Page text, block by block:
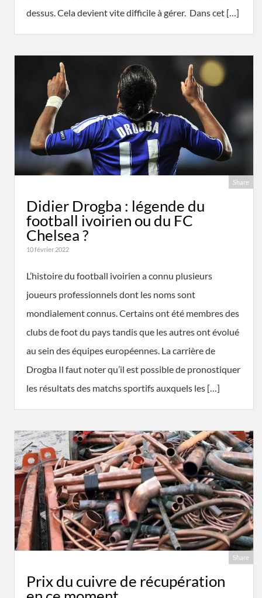
dessus. Cela devient vite difficile à gérer. Dans cet […]
Share
Didier Drogba : légende du
football ivoirien ou du FC
Chelsea ?
10 février 2022
L’histoire du football ivoirien a connu plusieurs
joueurs professionnels dont les noms sont
mondialement connus. Certains ont été membres des
clubs de foot du pays tandis que les autres ont évolué
au sein des équipes européennes. La carrière de
Drogba Il faut noter qu’il est possible de pronostiquer
les résultats des matchs sportifs auxquels les […]
Share
Prix du cuivre de récupération